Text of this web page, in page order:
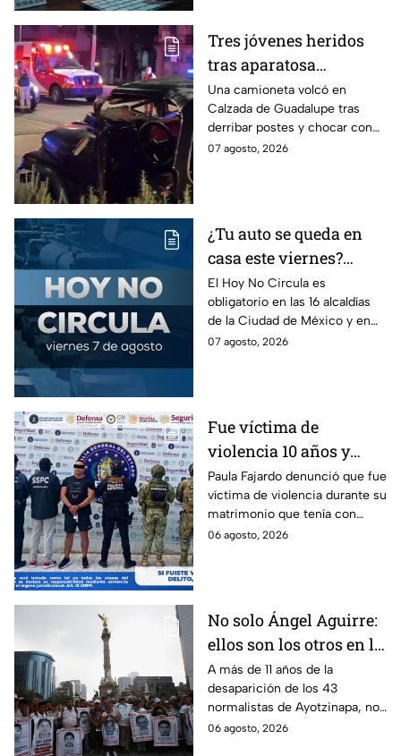
Tres jóvenes heridos
tras aparatosa
volcadura en Tepeyac
Insurgentes y operativo
en la Juárez, mientras
dormía
Una camioneta volcó en
Calzada de Guadalupe tras
derribar postes y chocar con
un árbol, dejando a tres
07 agosto, 2026
¿Tu auto se queda en
casa este viernes?
Revisa el Hoy No
Circula de este 7 de
agosto
El Hoy No Circula es
obligatorio en las 16 alcaldías
de la Ciudad de México y en
los municipios conurbados del
07 agosto, 2026
Fue víctima de
violencia 10 años y
hasta ahora detienen al
presunto agresor: el
caso de Paula Fajardo
Paula Fajardo denunció que fue
víctima de violencia durante su
matrimonio que tenía con
Jorge Francisco “N”, quien fue
06 agosto, 2026
No solo Ángel Aguirre:
ellos son los otros en la
lupa por el caso
Ayotzinapa
A más de 11 años de la
desaparición de los 43
normalistas de Ayotzinapa, no
se ha conocido el paradero de
06 agosto, 2026